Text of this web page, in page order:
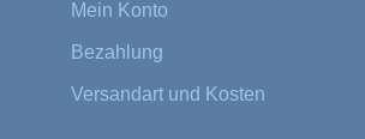
Mein Konto
Bezahlung
Versandart und Kosten